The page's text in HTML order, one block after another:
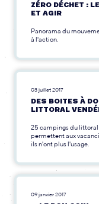
ZÉRO DÉCHET :
ET AGIR
Panorama du
à l'action.
03 juillet 2017
DES BOITES À
LITTORAL
25 campings du littoral
permettent aux
ils n'ont plus l'usage.
09 janvier 2017